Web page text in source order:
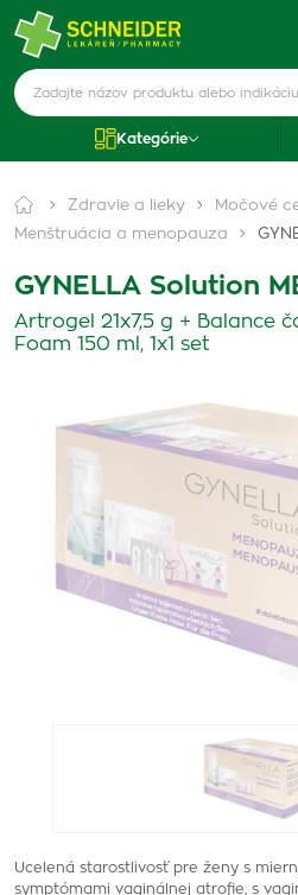
Kategórie
Zdravie a lieky
Močové
Menštruácia a menopauza
GYNELLA Solution
Artrogel 21x7,5 g + Balance
Foam 150 ml, 1x1 set
Ucelená starostlivosť pre ženy s
symptómami vaginálnej atrofie, s